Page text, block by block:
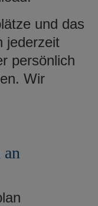
und das
jederzeit
persönlich
Wir